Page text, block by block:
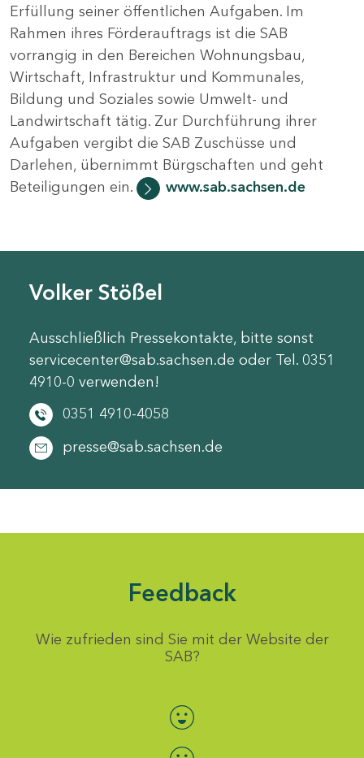
Erfüllung seiner öffentlichen Aufgaben. Im
Rahmen ihres Förderauftrags ist die SAB
vorrangig in den Bereichen Wohnungsbau,
Wirtschaft, Infrastruktur und Kommunales,
Bildung und Soziales sowie Umwelt- und
Landwirtschaft tätig. Zur Durchführung ihrer
Aufgaben vergibt die SAB Zuschüsse und
Darlehen, übernimmt Bürgschaften und geht
Beteiligungen ein.
www.sab.sachsen.de
Volker Stößel
Ausschließlich Pressekontakte, bitte sonst
servicecenter@sab.sachsen.de oder Tel. 0351
4910-0 verwenden!
0351 4910-4058
presse@sab.sachsen.de
Feedback
Wie zufrieden sind Sie mit der Website der
SAB?
Bewertung auswählen